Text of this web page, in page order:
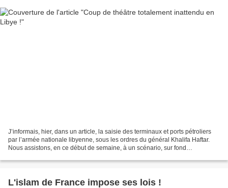
J’informais, hier, dans un article, la saisie des terminaux et ports pétroliers
par l’armée nationale libyenne, sous les ordres du général Khalifa Haftar.
Nous assistons, en ce début de semaine, à un scénario, sur fond
L'islam de France impose ses lois !